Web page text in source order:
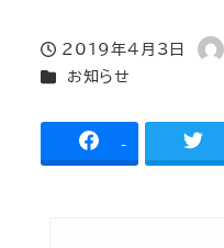
投稿日
2019年4月3日
著
カテゴリー
お知らせ
-